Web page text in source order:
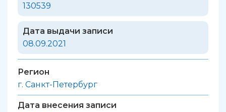
130539
Дата выдачи записи
08.09.2021
Регион
г. Санкт-Петербург
Дата внесения записи